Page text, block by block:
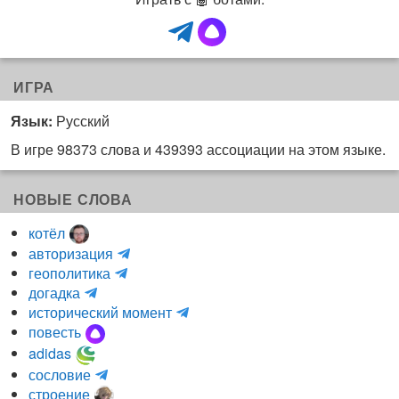
ИГРА
Язык: Русский
В игре 98373 слова и 439393 ассоциации на этом языке.
НОВЫЕ СЛОВА
котёл
авторизация
и
о
геополитика
H
d
догадка
m
a
r
r
r
u
исторический момент
и
повесть
adidas
сословие
m
a
строение